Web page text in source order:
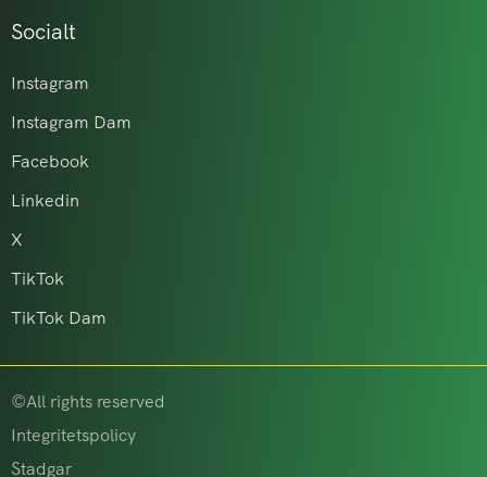
Socialt
Instagram
Instagram Dam
Facebook
Linkedin
X
TikTok
TikTok Dam
©All rights reserved
Integritetspolicy
Stadgar